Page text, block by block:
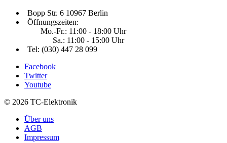
Bopp Str. 6 10967 Berlin
Öffnungszeiten:
Mo.-Fr.: 11:00 - 18:00 Uhr
Sa.: 11:00 - 15:00 Uhr
Tel: (030) 447 28 099
Facebook
Twitter
Youtube
© 2026 TC-Elektronik
Über uns
AGB
Impressum